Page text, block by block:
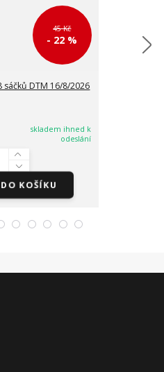
45 Kč
- 22 %
sáčků DTM 16/8/2026
skladem ihned k
odeslání
KOŠÍKU